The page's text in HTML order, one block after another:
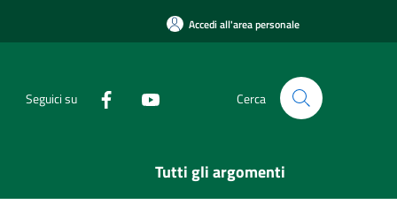
Accedi all'area personale
Seguici su Cerca
Tutti gli argomenti